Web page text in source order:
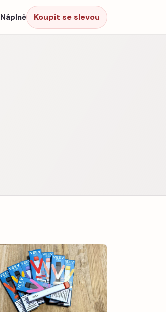
Náplně Koupit se slevou